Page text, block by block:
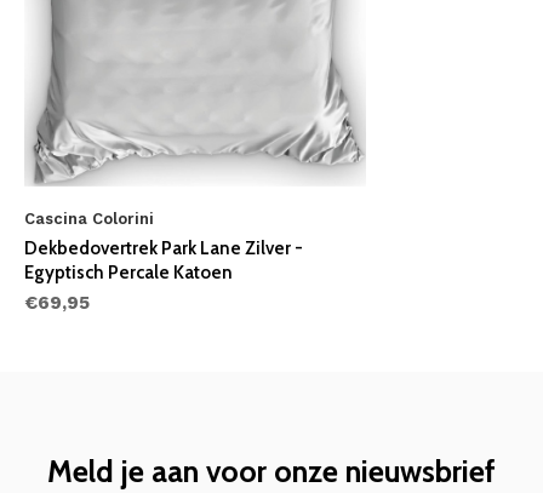
Cascina Colorini
Dekbedovertrek Park Lane Zilver -
Egyptisch Percale Katoen
€69,95
Meld je aan voor onze nieuwsbrief